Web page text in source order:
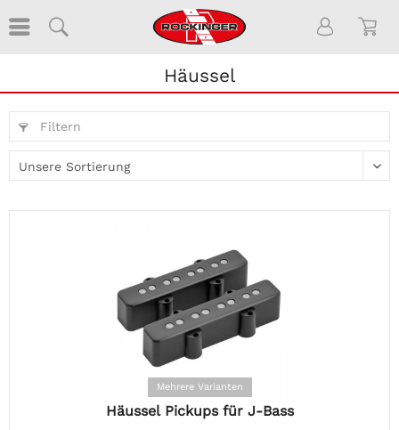
Häussel
Filtern
Mehrere Varianten
Häussel Pickups für J-Bass